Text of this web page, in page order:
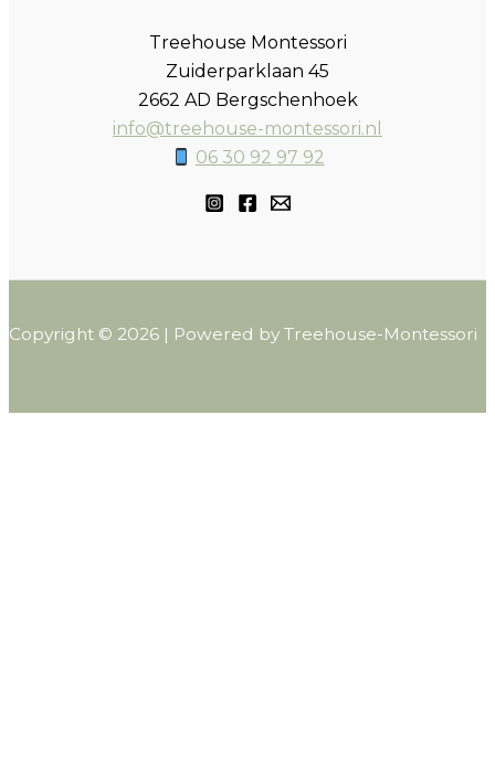
Treehouse Montessori
Zuiderparklaan 45
2662 AD Bergschenhoek
info@treehouse-montessori.nl
06 30 92 97 92
Copyright © 2026 | Powered by Treehouse-Montessori